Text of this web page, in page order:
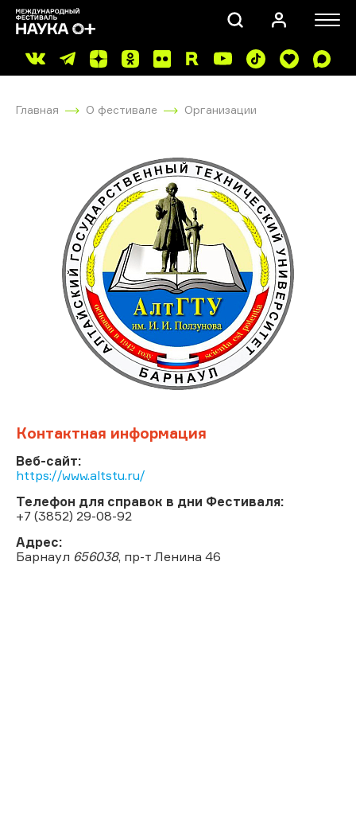
ПОИСК
Главная О фестивале Организации
Контактная информация
Веб-сайт:
https://www.altstu.ru/
Телефон для справок в дни Фестиваля:
+7 (3852) 29-08-92
Адрес:
Барнаул 656038, пр-т Ленина 46